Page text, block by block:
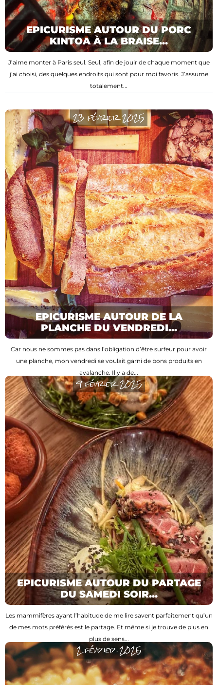
EPICURISME AUTOUR DU PORC
KINTOA À LA BRAISE...
J’aime monter à Paris seul. Seul, afin de jouir de chaque moment que
j’ai choisi, des quelques endroits qui sont pour moi favoris. J’assume
totalement...
23 février 2025
EPICURISME AUTOUR DE LA
PLANCHE DU VENDREDI...
Car nous ne sommes pas dans l’obligation d’être surfeur pour avoir
une planche, mon vendredi se voulait garni de bons produits en
avalanche. Il y a de...
9 février 2025
EPICURISME AUTOUR DU PARTAGE
DU SAMEDI SOIR...
Les mammifères ayant l’habitude de me lire savent parfaitement qu’un
de mes mots préférés est le partage. Et même si je trouve de plus en
plus de sens...
2 février 2025